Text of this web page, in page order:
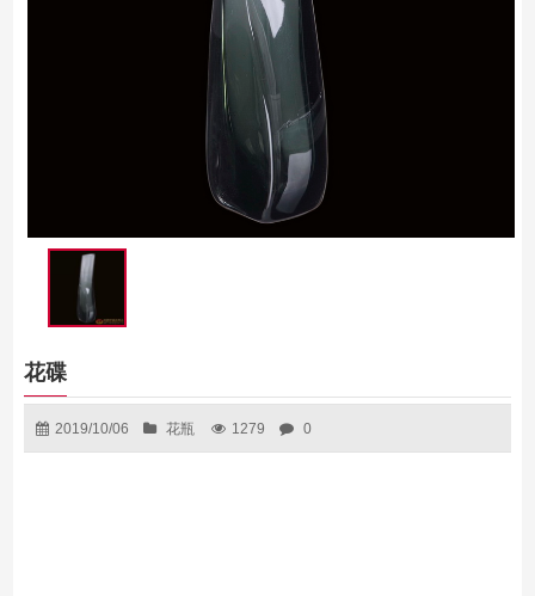
花碟
2019/10/06 花瓶 1279 0